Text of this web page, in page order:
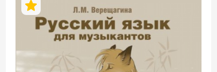
профессионального общения. Учебный
комплекс обеспечивает формирование
речевых навыков и языковой
компетенции в объёме уровня А1.
Состоит из двух книг: учебника и
рабочей тетради. Учебник включает 14